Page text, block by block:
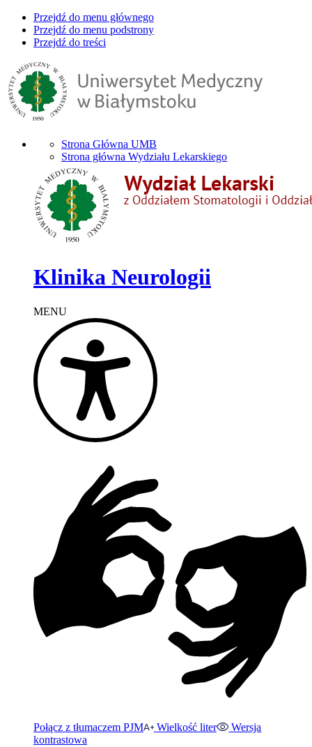
Przejdź do menu głównego
Przejdź do menu podstrony
Przejdź do treści
Strona Główna UMB
Strona główna Wydziału Lekarskiego
Klinika Neurologii
MENU
Połącz z tłumaczem PJM Wielkość liter
Wersja
kontrastowa